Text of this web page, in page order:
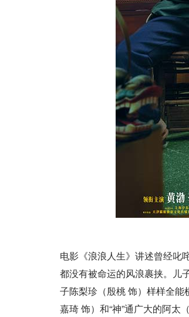
电影《浪浪人生》讲述曾经叱
都没有被命运的风浪裹挟。儿
子陈梨珍（殷桃 饰）样样全能
嘉琦 饰）和“神”通广大的阿太